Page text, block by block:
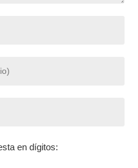
en dígitos: